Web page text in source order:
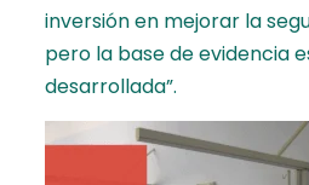
inversión en mejorar la
pero la base de evidencia
desarrollada”.